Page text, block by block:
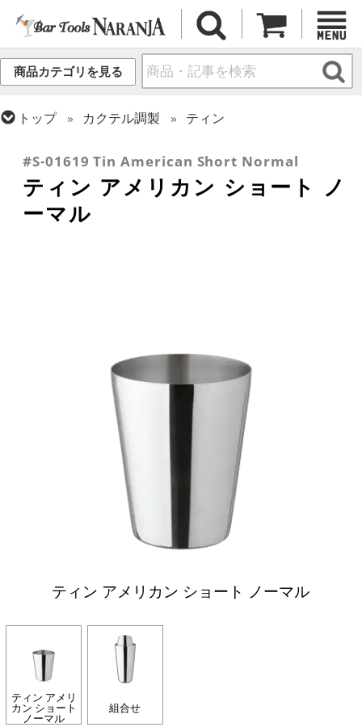
商品カテゴリを見る
トップ カクテル調製
ティン
フレア用各種アイテム
#S-01619 Tin American Short Normal
ティン アメリカン ショート ノ
ーマル
ティン アメリカン ショート ノーマル
ティン アメリ
カン ショート
ノーマル
組合せ